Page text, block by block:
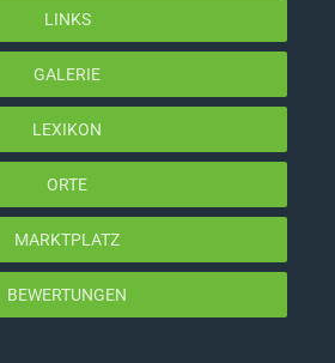
LINKS
GALERIE
LEXIKON
ORTE
MARKTPLATZ
BEWERTUNGEN